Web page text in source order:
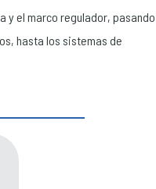
y el marco regulador, pasando
hasta los sistemas de